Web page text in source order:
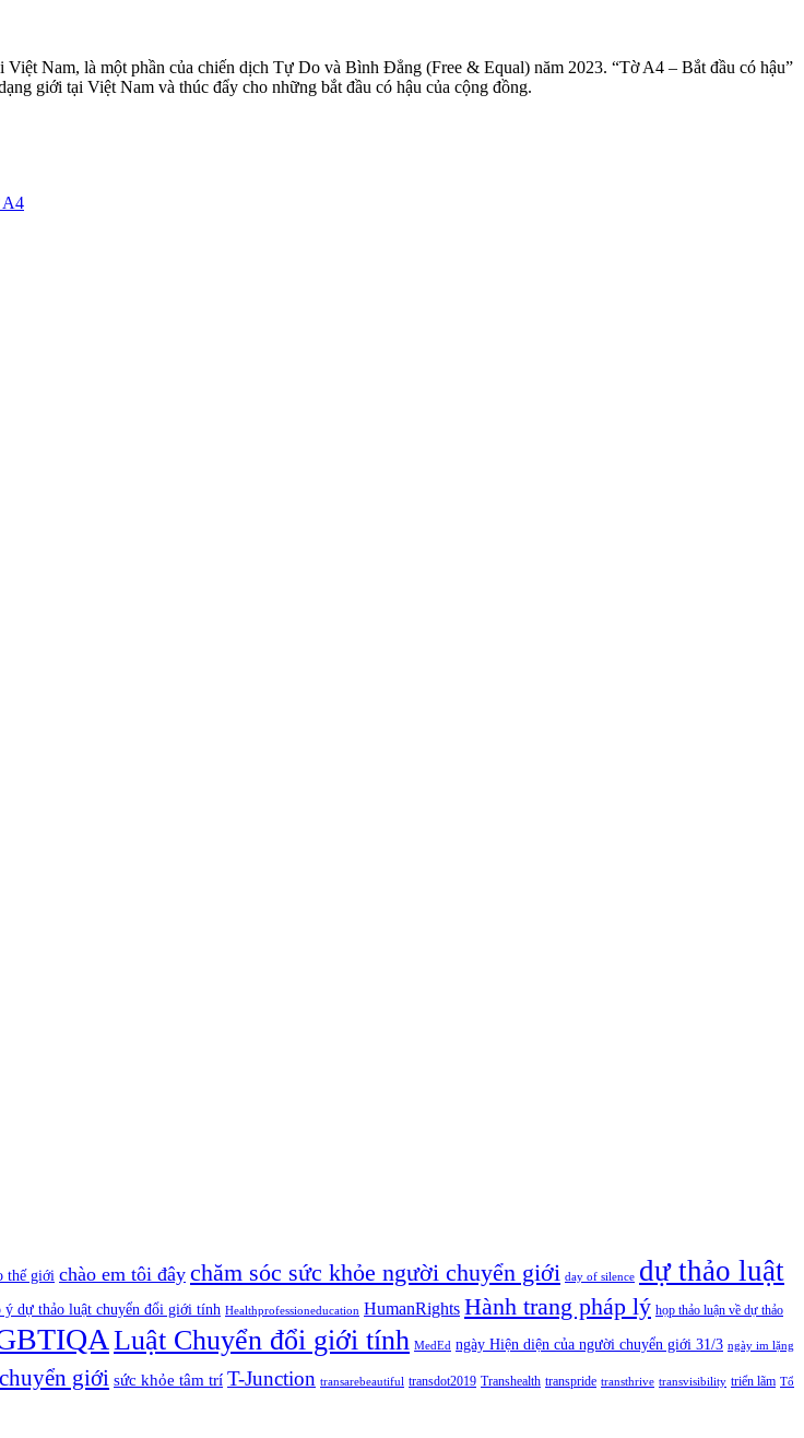
Nam, là một phần của chiến dịch Tự Do và Bình Đẳng (Free & Equal) năm 2023. “Tờ A4 – Bắt đầu có hậu”
giới tại Việt Nam và thúc đẩy cho những bắt đầu có hậu của cộng đồng.
A4
thế giới chào em tôi đây chăm sóc sức khỏe người chuyển giới day of silence dự thảo luật
ý dự thảo luật chuyển đổi giới tính Healthprofessioneducation HumanRights Hành trang pháp lý họp thảo luận về dự thảo
Luật Chuyển đổi giới tính MedEd ngày Hiện diện của người chuyển giới 31/3 ngày im lặng
giới sức khỏe tâm trí T-Junction transarebeautiful transdot2019 Transhealth transpride transthrive transvisibility triển lãm Tổ